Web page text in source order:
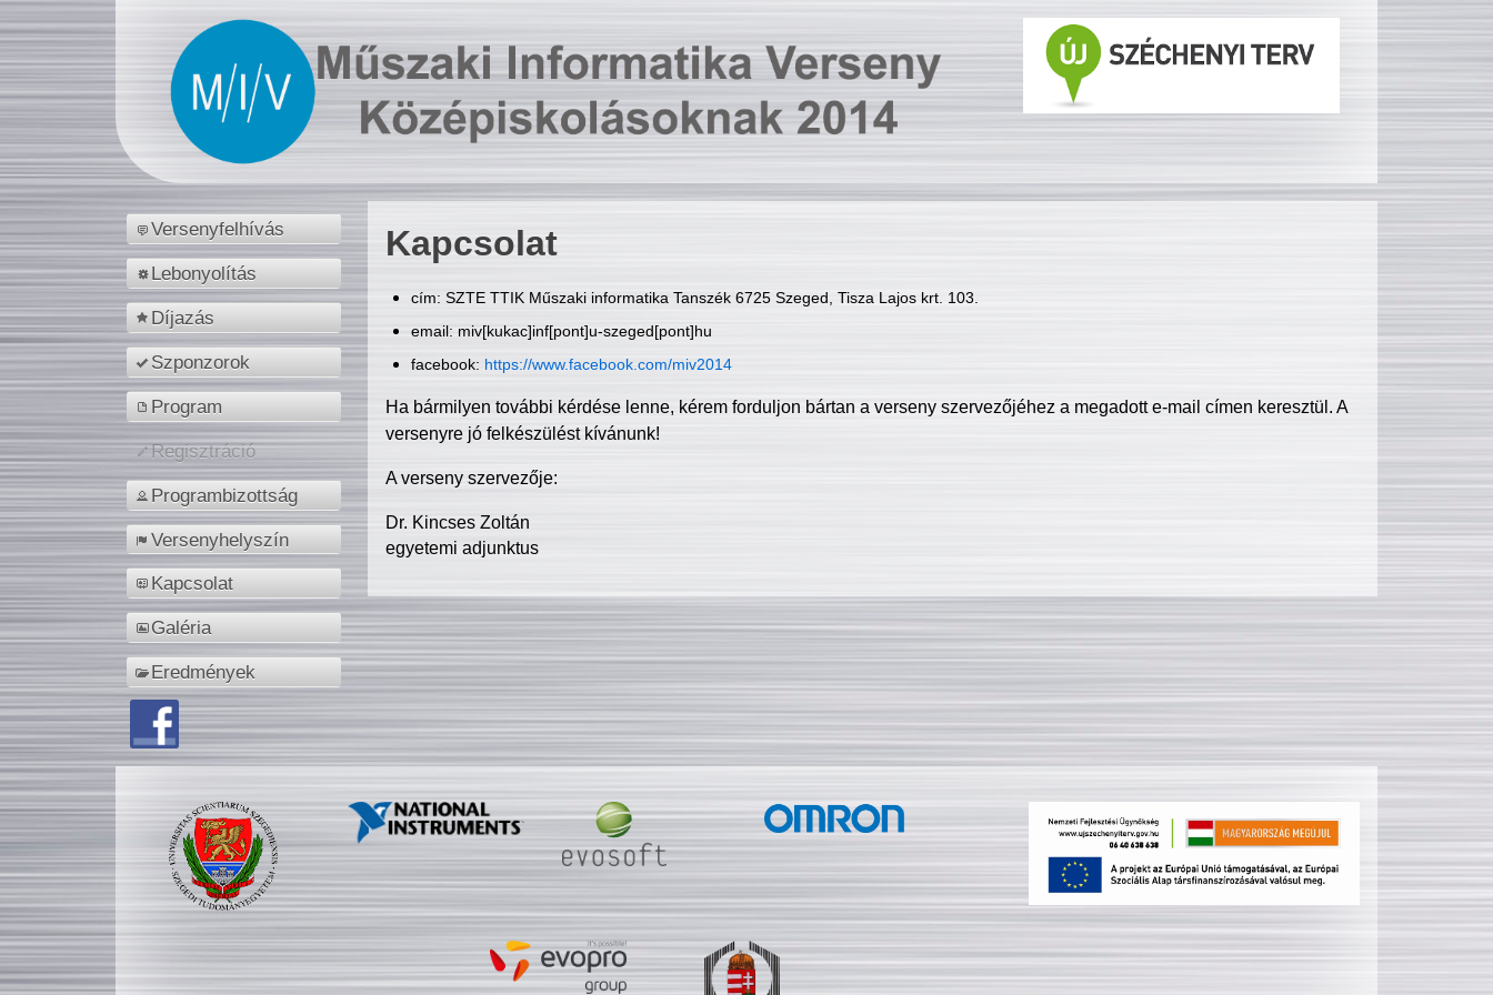
Versenyfelhívás
Lebonyolítás
Díjazás
Szponzorok
Program
Regisztráció
Programbizottság
Versenyhelyszín
Kapcsolat
Galéria
Eredmények
Kapcsolat
cím: SZTE TTIK Műszaki informatika Tanszék 6725 Szeged, Tisza Lajos krt. 103.
email: miv[kukac]inf[pont]u-szeged[pont]hu
facebook: https://www.facebook.com/miv2014
Ha bármilyen további kérdése lenne, kérem forduljon bártan a verseny szervezőjéhez a megadott e-mail címen keresztül. A
versenyre jó felkészülést kívánunk!
A verseny szervezője:
Dr. Kincses Zoltán
egyetemi adjunktus